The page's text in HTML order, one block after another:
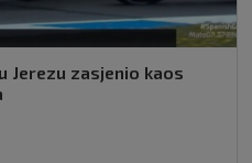
Jerezu zasjenio kaos